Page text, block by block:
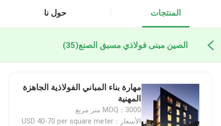
المنتجات حول نا
الصين مبنى فولاذي مسبق الصنع(35)
مهارة بناء المباني الفولاذية الجاهزة
المهنية
MOQ：3000 متر مربع
الأسعار：USD 40-70 per square meter